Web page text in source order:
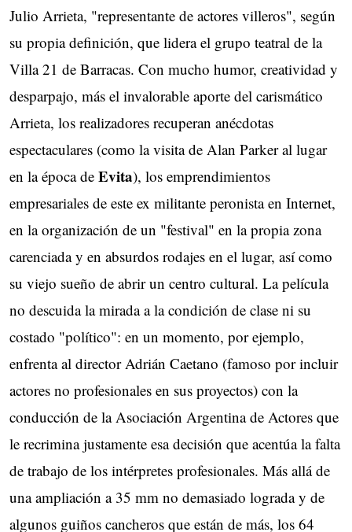
Julio Arrieta, "representante de actores villeros", según
su propia definición, que lidera el grupo teatral de la
Villa 21 de Barracas. Con mucho humor, creatividad y
desparpajo, más el invalorable aporte del carismático
Arrieta, los realizadores recuperan anécdotas
espectaculares (como la visita de Alan Parker al lugar
en la época de Evita), los emprendimientos
empresariales de este ex militante peronista en Internet,
en la organización de un "festival" en la propia zona
carenciada y en absurdos rodajes en el lugar, así como
su viejo sueño de abrir un centro cultural. La película
no descuida la mirada a la condición de clase ni su
costado "político": en un momento, por ejemplo,
enfrenta al director Adrián Caetano (famoso por incluir
actores no profesionales en sus proyectos) con la
conducción de la Asociación Argentina de Actores que
le recrimina justamente esa decisión que acentúa la falta
de trabajo de los intérpretes profesionales. Más allá de
una ampliación a 35 mm no demasiado lograda y de
algunos guiños cancheros que están de más, los 64